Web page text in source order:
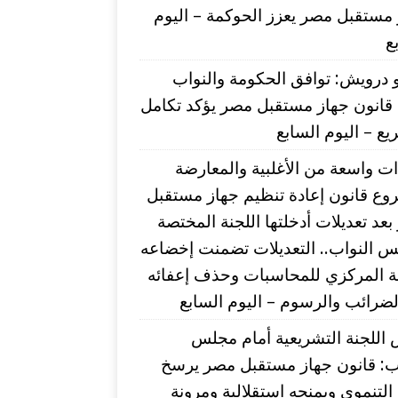
مستقبل مصر يعزز الحوكمة – اليوم
درويش: توافق الحكومة والنواب
جهاز مستقبل مصر يؤكد تكامل
– اليوم السابع
واسعة من الأغلبية والمعارضة
قانون إعادة تنظيم جهاز مستقبل
تعديلات أدخلتها اللجنة المختصة
النواب.. التعديلات تضمنت إخضاعه
المركزي للمحاسبات وحذف إعفائه
والرسوم – اليوم السابع
اللجنة التشريعية أمام مجلس
قانون جهاز مستقبل مصر يرسخ
ويمنحه استقلالية ومرونة